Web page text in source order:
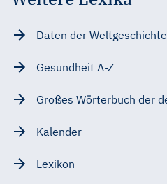
Daten der Weltgeschichte
Gesundheit A-Z
Großes Wörterbuch der
Kalender
Lexikon